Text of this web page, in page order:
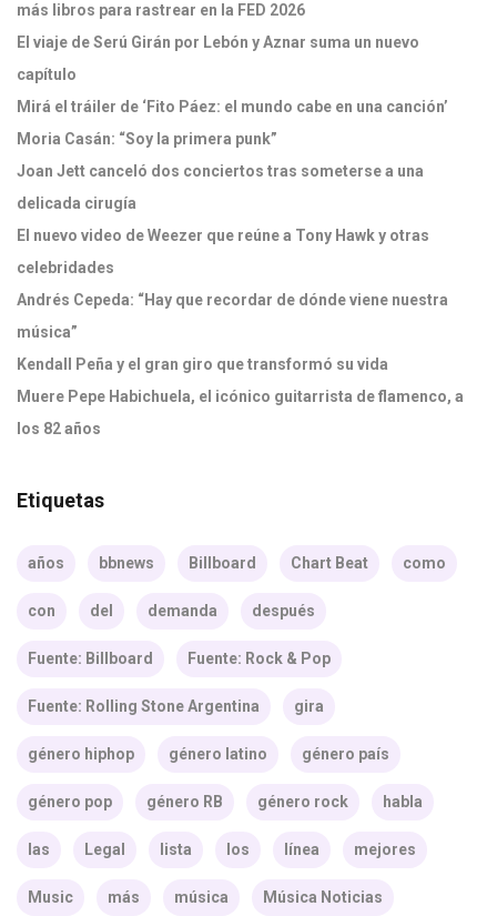
más libros para rastrear en la FED 2026
El viaje de Serú Girán por Lebón y Aznar suma un nuevo
capítulo
Mirá el tráiler de ‘Fito Páez: el mundo cabe en una canción’
Moria Casán: “Soy la primera punk”
Joan Jett canceló dos conciertos tras someterse a una
delicada cirugía
El nuevo video de Weezer que reúne a Tony Hawk y otras
celebridades
Andrés Cepeda: “Hay que recordar de dónde viene nuestra
música”
Kendall Peña y el gran giro que transformó su vida
Muere Pepe Habichuela, el icónico guitarrista de flamenco, a
los 82 años
Etiquetas
años bbnews Billboard Chart Beat como
con del demanda después
Fuente: Billboard Fuente: Rock & Pop
Fuente: Rolling Stone Argentina gira
género hiphop género latino género país
género pop género RB género rock habla
las Legal lista los línea mejores
Music más música Música Noticias